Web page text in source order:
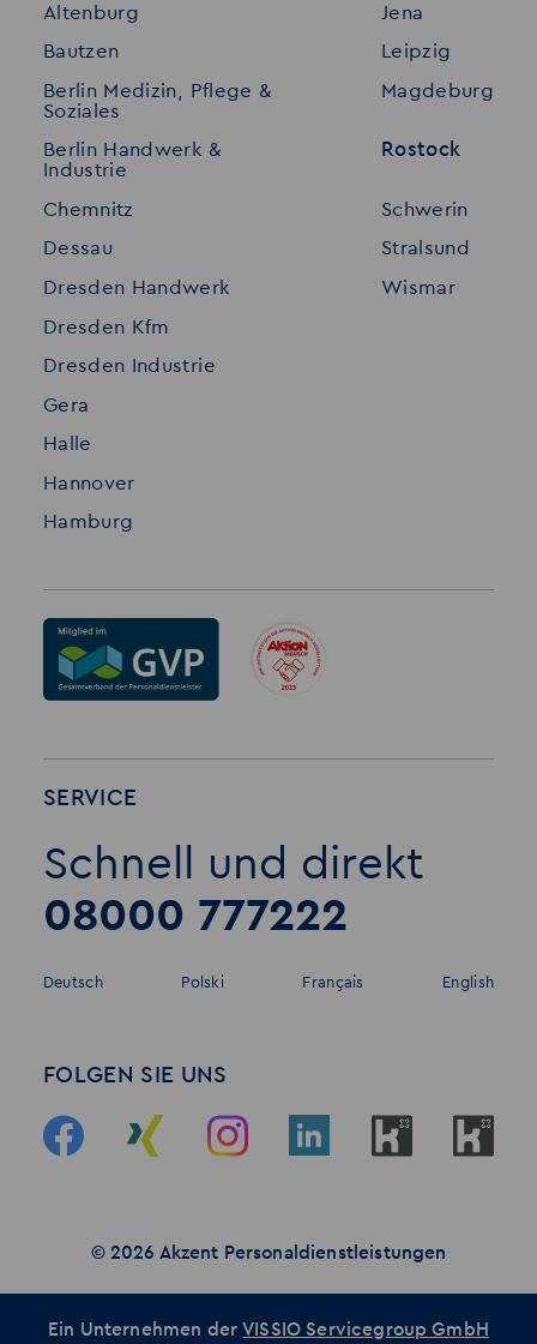
Stellenangebote
Initiativ bewerben
Merkzettel
Standorte
Referenzen
Interne Jobs
Datenschutz
Impressum
Altenburg
Bautzen
Berlin Medizin, Pflege &
Soziales
Berlin Handwerk &
Industrie
Chemnitz
Dessau
Dresden Handwerk
Dresden Kfm
Dresden Industrie
Gera
Halle
Hannover
Hamburg
Jena
Leipzig
Magdeburg
Rostock
Schwerin
Stralsund
Wismar
SERVICE
Schnell und direkt
08000 777222
Deutsch Polski Français English
FOLGEN SIE UNS
© 2026 Akzent Personaldienstleistungen
Ein Unternehmen derVISSIO Servicegroup GmbH